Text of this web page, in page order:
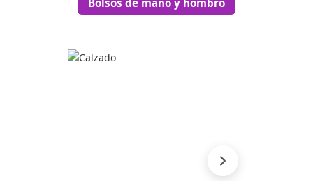
Bolsos de mano y hombro